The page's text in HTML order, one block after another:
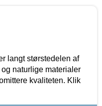
langt størstedelen af
naturlige materialer
kvaliteten. Klik